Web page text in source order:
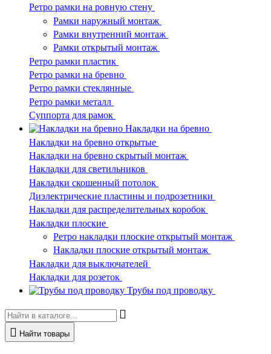
Ретро рамки на ровную стену
Рамки наружный монтаж
Рамки внутренний монтаж
Рамки открытый монтаж
Ретро рамки пластик
Ретро рамки на бревно
Ретро рамки стеклянные
Ретро рамки металл
Суппорта для рамок
Накладки на бревно
Накладки на бревно открытые
Накладки на бревно скрытый монтаж
Накладки для светильников
Накладки скошенный потолок
Диэлектрические пластины и подрозетники
Накладки для распределительных коробок
Накладки плоские
Ретро накладки плоские открытый монтаж
Накладки плоские открытый монтаж
Накладки для выключателей
Накладки для розеток
Трубы под проводку
Найти товары